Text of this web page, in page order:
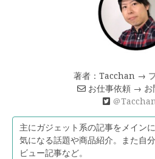
著者：Tacchan →
お仕事依頼 → お
＠
主にガジェット系の記事をメイン
気になる話題や商品紹介。また自
ビュー記事など。